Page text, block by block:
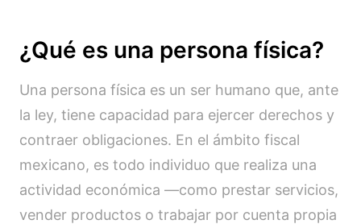
¿Qué es una persona física?
Una persona física es un ser humano que, ante
la ley, tiene capacidad para ejercer derechos y
contraer obligaciones. En el ámbito fiscal
mexicano, es todo individuo que realiza una
actividad económica —como prestar servicios,
vender productos o trabajar por cuenta propia